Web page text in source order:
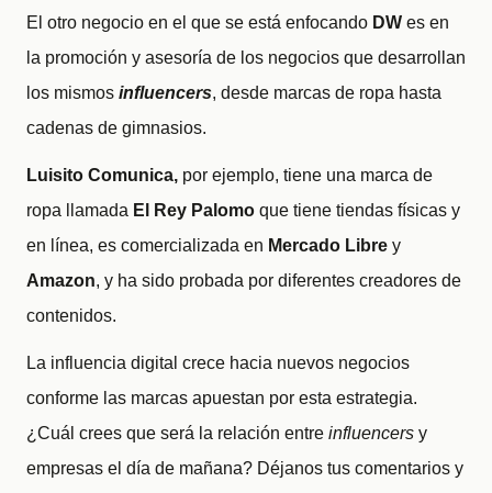
El otro negocio en el que se está enfocando DW es en
la promoción y asesoría de los negocios que desarrollan
los mismos influencers, desde marcas de ropa hasta
cadenas de gimnasios.
Luisito Comunica, por ejemplo, tiene una marca de
ropa llamada El Rey Palomo que tiene tiendas físicas y
en línea, es comercializada en Mercado Libre y
Amazon, y ha sido probada por diferentes creadores de
contenidos.
La influencia digital crece hacia nuevos negocios
conforme las marcas apuestan por esta estrategia.
¿Cuál crees que será la relación entre influencers y
empresas el día de mañana? Déjanos tus comentarios y